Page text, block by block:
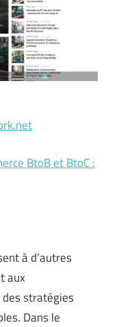
BtoB et BtoC :
à d’autres
aux
des stratégies
Dans le